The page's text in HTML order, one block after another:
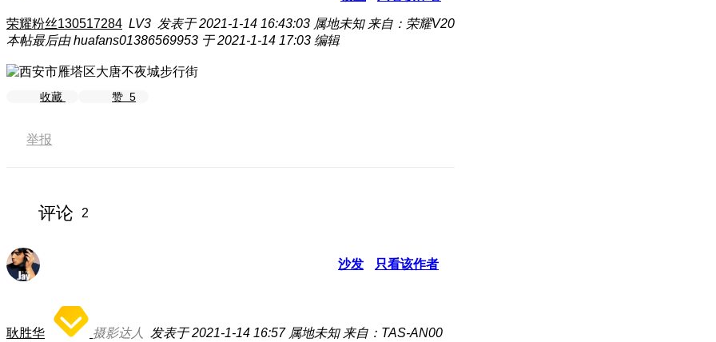
荣耀粉丝130517284 LV3 发表于 2021-1-14 16:43:03 属地未知 来自：荣耀V20
本帖最后由 huafans01386569953 于 2021-1-14 17:03 编辑
收藏 赞 5
举报
评论 2
沙发 只看该作者
耿胜华 摄影达人 发表于 2021-1-14 16:57 属地未知 来自：TAS-AN00